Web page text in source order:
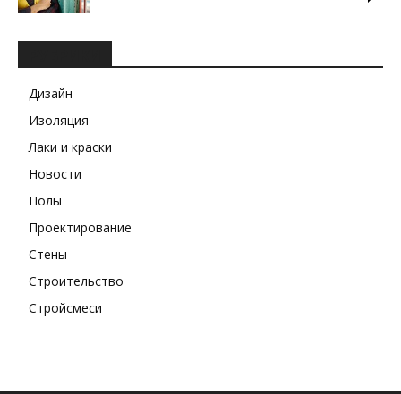
Дизайн
Изоляция
Лаки и краски
Новости
Полы
Проектирование
Стены
Строительство
Стройсмеси